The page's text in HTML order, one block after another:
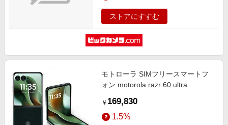
ストアにすすむ
モトローラ SIMフリースマートフ
ォン motorola razr 60 ultra
16GB/512GB スカラベグリーン
PB8U0001JP
￥ 169,830
1.5%